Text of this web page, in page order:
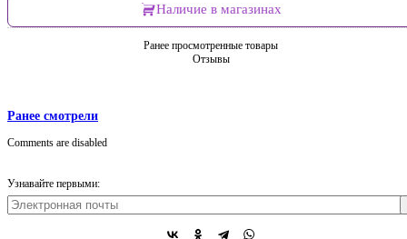
Наличие в магазинах
Ранее просмотренные товары
Отзывы
Ранее смотрели
Comments are disabled
Узнавайте первыми: